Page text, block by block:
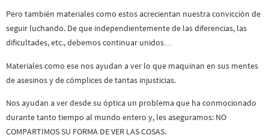
Pero también materiales como estos acrecientan nuestra convicción de
seguir luchando. De que independientemente de las diferencias, las
dificultades, etc., debemos continuar unidos…
Materiales como ese nos ayudan a ver lo que maquinan en sus mentes
de asesinos y de cómplices de tantas injusticias.
Nos ayudan a ver desde su óptica un problema que ha conmocionado
durante tanto tiempo al mundo entero y, les aseguramos: NO
COMPARTIMOS SU FORMA DE VER LAS COSAS.